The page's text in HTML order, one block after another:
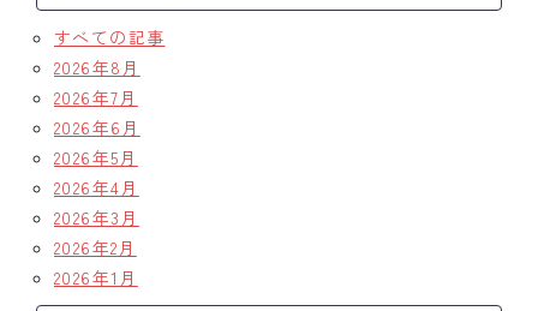
すべての記事
2026年8月
2026年7月
2026年6月
2026年5月
2026年4月
2026年3月
2026年2月
2026年1月